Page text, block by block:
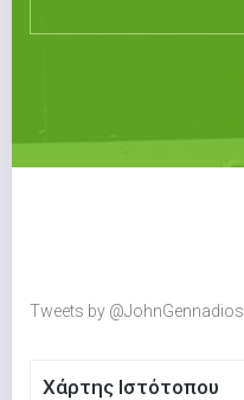
Tweets by @JohnGennadios
Χάρτης Ιστότοπου